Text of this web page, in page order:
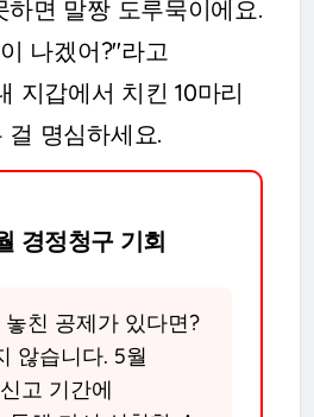
하면 말짱 도루묵이에요.
나겠어?"라고
지갑에서 치킨 10마리
걸 명심하세요.
경정청구 기회
친 공제가 있다면?
않습니다. 5월
고 기간에